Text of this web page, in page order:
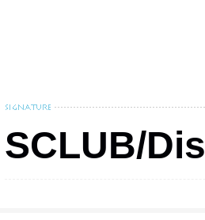
SCLUB/